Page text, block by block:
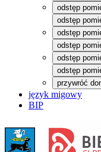
odstęp
odstęp
odstęp
odstęp
odstęp
odstęp
przywróć
język migowy
BIP